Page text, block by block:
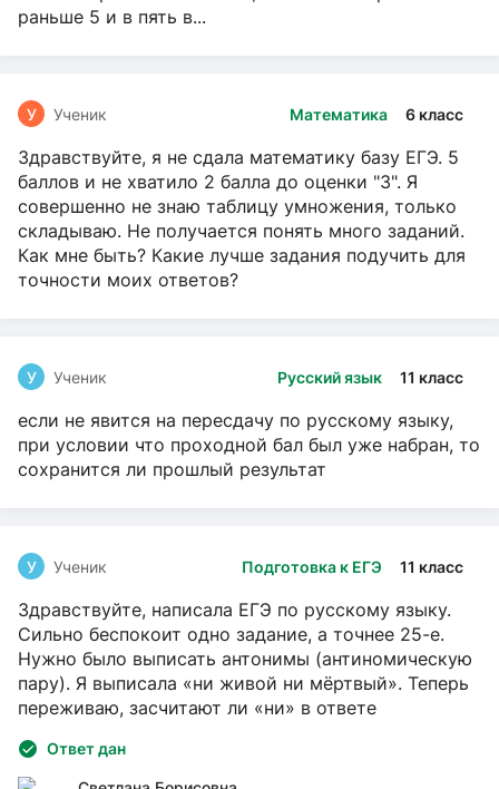
раньше 5 и в пять в...
Математика 6 класс
У Ученик
Здравствуйте, я не сдала математику базу ЕГЭ. 5
баллов и не хватило 2 балла до оценки "3". Я
совершенно не знаю таблицу умножения, только
складываю. Не получается понять много заданий.
Как мне быть? Какие лучше задания подучить для
точности моих ответов?
Русский язык 11 класс
У Ученик
если не явится на пересдачу по русскому языку,
при условии что проходной бал был уже набран, то
сохранится ли прошлый результат
Подготовка к ЕГЭ 11 класс
У Ученик
Здравствуйте, написала ЕГЭ по русскому языку.
Сильно беспокоит одно задание, а точнее 25-е.
Нужно было выписать антонимы (антиномическую
пару). Я выписала «ни живой ни мёртвый». Теперь
переживаю, засчитают ли «ни» в ответе
Ответ дан